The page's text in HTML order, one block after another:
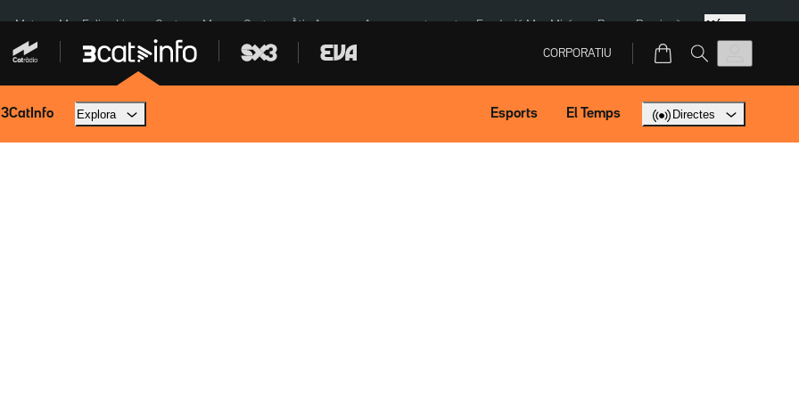
a Meta Mor Felipe Lipe Ceuta Menors Ceuta Àtic Ayuso Aparcament agost Fundació Mas Miró eBay Perpinyà Més
CORPORATIU
3CatInfo Explora Esports El Temps Directes